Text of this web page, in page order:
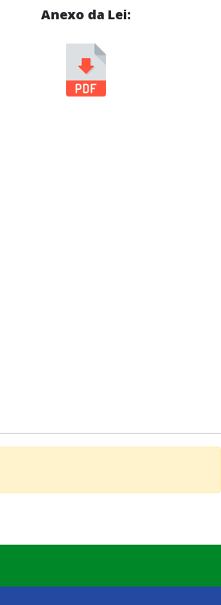
Anexo da Lei: